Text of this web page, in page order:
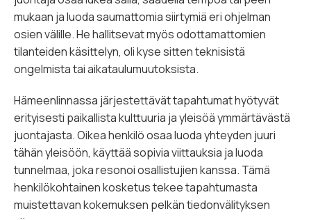
mukaan ja luoda saumattomia siirtymiä eri ohjelman
osien välille. He hallitsevat myös odottamattomien
tilanteiden käsittelyn, oli kyse sitten teknisistä
ongelmista tai aikataulumuutoksista.
Hämeenlinnassa järjestettävät tapahtumat hyötyvät
erityisesti paikallista kulttuuria ja yleisöä ymmärtävästä
juontajasta. Oikea henkilö osaa luoda yhteyden juuri
tähän yleisöön, käyttää sopivia viittauksia ja luoda
tunnelmaa, joka resonoi osallistujien kanssa. Tämä
henkilökohtainen kosketus tekee tapahtumasta
muistettavan kokemuksen pelkän tiedonvälityksen